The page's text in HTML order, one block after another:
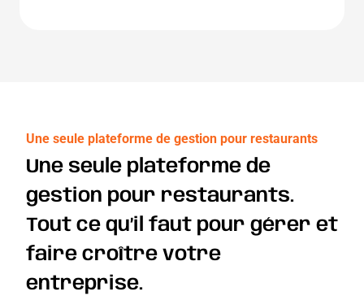
Une seule plateforme de gestion pour restaurants
Une seule plateforme de
gestion pour restaurants.
Tout ce qu’il faut pour gérer et
faire croître votre
entreprise.